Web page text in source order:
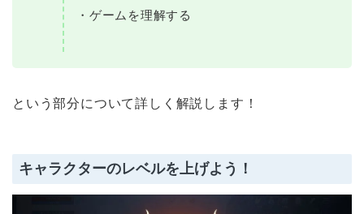
・ゲームを理解する
という部分について詳しく解説します！
キャラクターのレベルを上げよう！